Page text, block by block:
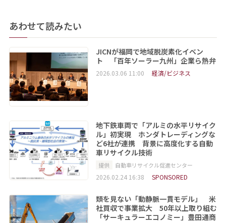
あわせて読みたい
JICNが福岡で地域脱炭素化イベン
ト 「百年ソーラー九州」企業ら熱弁
2026.03.06 11:00 経済/ビジネス
地下鉄車両で「アルミの水平リサイク
ル」初実現 ホンダトレーディングな
ど6社が連携 背景に高度化する自動
車リサイクル技術
提供 自動車リサイクル促進センター
2026.02.24 16:38 SPONSORED
類を見ない「動静脈一貫モデル」 米
社買収で事業拡大 50年以上取り組む
「サーキュラーエコノミー」豊田通商